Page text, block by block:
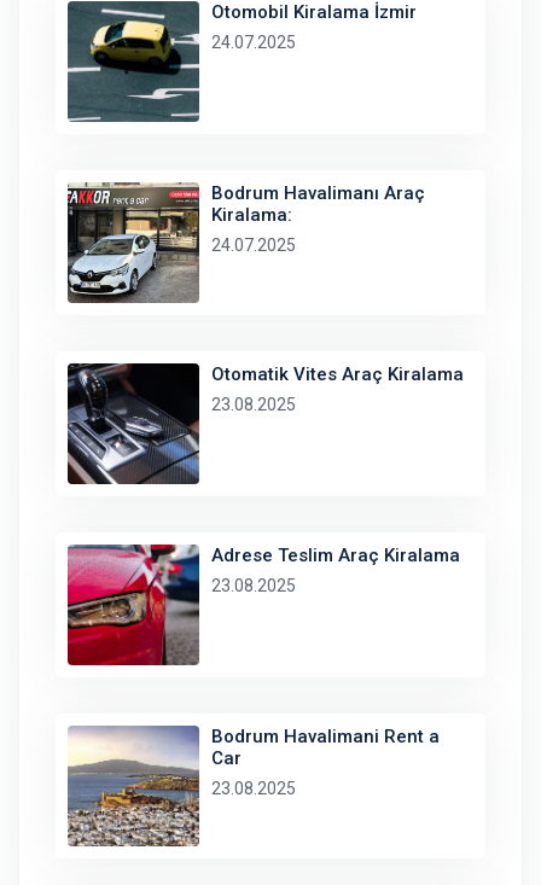
Otomobil Kiralama İzmir
24.07.2025
Bodrum Havalimanı Araç
Kiralama:
24.07.2025
Otomatik Vites Araç Kiralama
23.08.2025
Adrese Teslim Araç Kiralama
23.08.2025
Bodrum Havalimani Rent a
Car
23.08.2025